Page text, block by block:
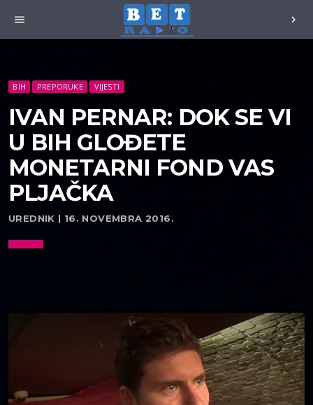
menu chevron_right
BIH PREPORUKE VIJESTI
IVAN PERNAR: DOK SE VI
U BIH GLOĐETE
MONETARNI FOND VAS
PLJAČKA
UREDNIK | 16. NOVEMBRA 2016.